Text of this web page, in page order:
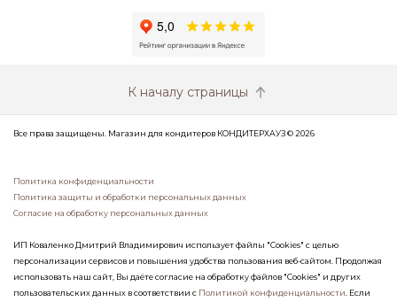
К началу страницы
Все права защищены. Магазин для кондитеров КОНДИТЕРХАУЗ © 2026
Политика конфиденциальности
Политика защиты и обработки персональных данных
Согласие на обработку персональных данных
ИП Коваленко Дмитрий Владимирович использует файлы "Cookies" с целью
персонализации сервисов и повышения удобства пользования веб-сайтом. Продолжая
использовать наш сайт, Вы даёте согласие на обработку файлов "Cookies" и других
пользовательских данных в соответствии с Политикой конфиденциальности . Если